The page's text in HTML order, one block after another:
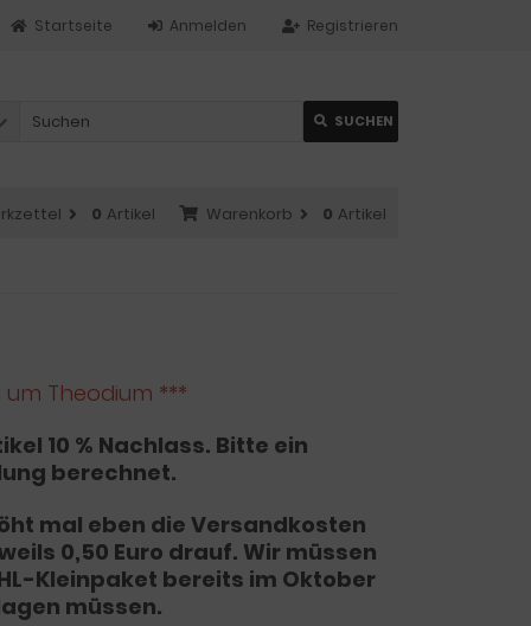
Registrieren
Anmelden
Startseite
SUCHEN
Warenkorb 0 Artikel
0 Artikel
Theodium ***
10 % Nachlass. Bitte ein
berechnet.
mal eben die Versandkosten
0,50 Euro drauf. Wir müssen
Kleinpaket bereits im Oktober
müssen.